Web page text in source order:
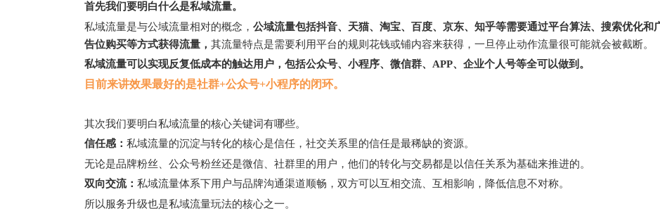
首先我们要明白什么是私域流量。
私域流量是与公域流量相对的概念， 公域流量包括抖音、天猫、淘宝、百度、京东、知乎等需要通过平台算法、搜索优化和
告位购买等方式获得流量， 其流量特点是需要利用平台的规则花钱或铺内容来获得，一旦停止动作流量很可能就会被截断。
私域流量可以实现反复低成本的触达用户，包括公众号、小程序、微信群、APP、企业个人号等全可以做到。
目前来讲效果最好的是社群+公众号+小程序的闭环。
其次我们要明白私域流量的核心关键词有哪些。
信任感： 私域流量的沉淀与转化的核心是信任，社交关系里的信任是最稀缺的资源。
无论是品牌粉丝、公众号粉丝还是微信、社群里的用户，他们的转化与交易都是以信任关系为基础来推进的。
双向交流： 私域流量体系下用户与品牌沟通渠道顺畅，双方可以互相交流、互相影响，降低信息不对称。
所以服务升级也是私域流量玩法的核心之一。